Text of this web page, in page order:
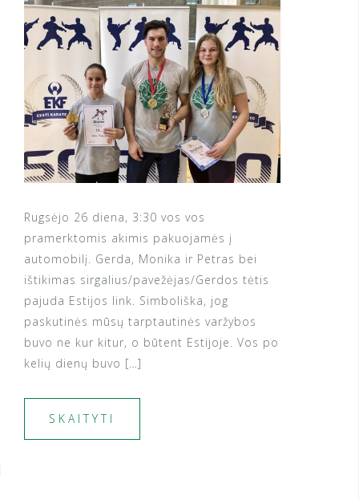
Rugsėjo 26 diena, 3:30 vos vos
pramerktomis akimis pakuojamės į
automobilį. Gerda, Monika ir Petras bei
ištikimas sirgalius/pavežėjas/Gerdos tėtis
pajuda Estijos link. Simboliška, jog
paskutinės mūsų tarptautinės varžybos
buvo ne kur kitur, o būtent Estijoje. Vos po
kelių dienų buvo […]
SKAITYTI